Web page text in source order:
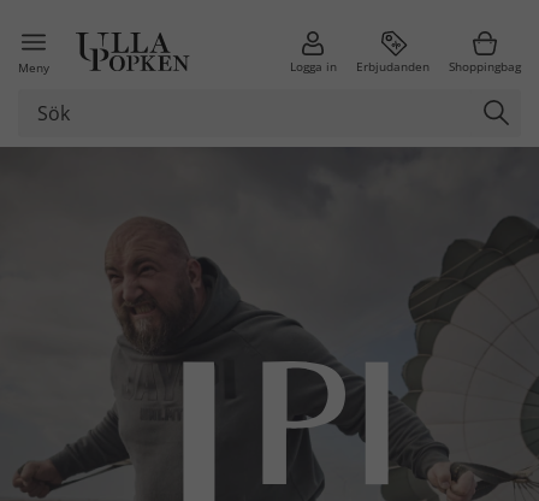
Meny Logga in Erbjudanden Shoppingbag